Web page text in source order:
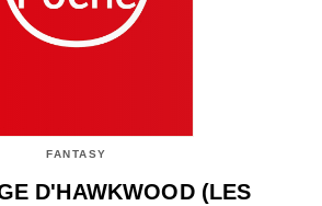
FANTASY
D'HAWKWOOD (LES